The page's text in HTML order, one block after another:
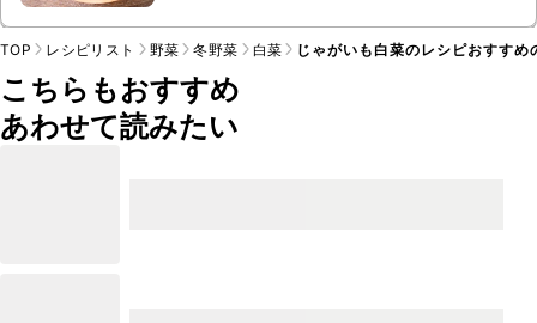
TOP レシピリスト 野菜 冬野菜 白菜 じゃがいも白菜のレシピおすすめ
こちらもおすすめ
あわせて読みたい